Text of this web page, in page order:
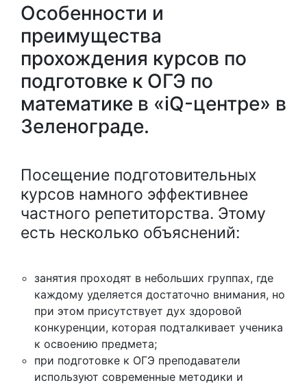
Особенности и
преимущества
прохождения курсов по
подготовке к ОГЭ по
математике в «iQ-центре» в
Зеленограде.
Посещение подготовительных
курсов намного эффективнее
частного репетиторства. Этому
есть несколько объяснений:
занятия проходят в небольших группах, где
каждому уделяется достаточно внимания, но
при этом присутствует дух здоровой
конкуренции, которая подталкивает ученика
к освоению предмета;
при подготовке к ОГЭ преподаватели
используют современные методики и